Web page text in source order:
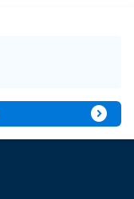
expand_circle_right